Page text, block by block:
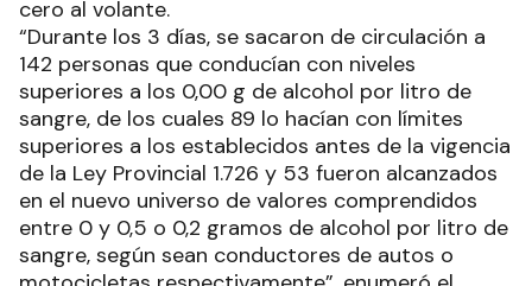
cero al volante.
“Durante los 3 días, se sacaron de circulación a
142 personas que conducían con niveles
superiores a los 0,00 g de alcohol por litro de
sangre, de los cuales 89 lo hacían con límites
superiores a los establecidos antes de la vigencia
de la Ley Provincial 1.726 y 53 fueron alcanzados
en el nuevo universo de valores comprendidos
entre 0 y 0,5 o 0,2 gramos de alcohol por litro de
sangre, según sean conductores de autos o